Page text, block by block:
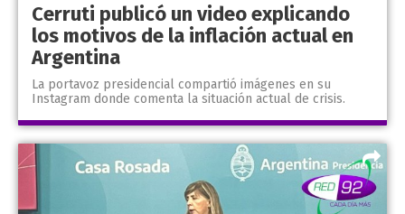
Cerruti publicó un video explicando
los motivos de la inflación actual en
Argentina
La portavoz presidencial compartió imágenes en su
Instagram donde comenta la situación actual de crisis.